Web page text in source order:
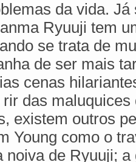
da vida.
Ryuuji tem
se trata de
de ser mais
cenas
rir das
existem outros
Young como o
noiva de Ryuuji;